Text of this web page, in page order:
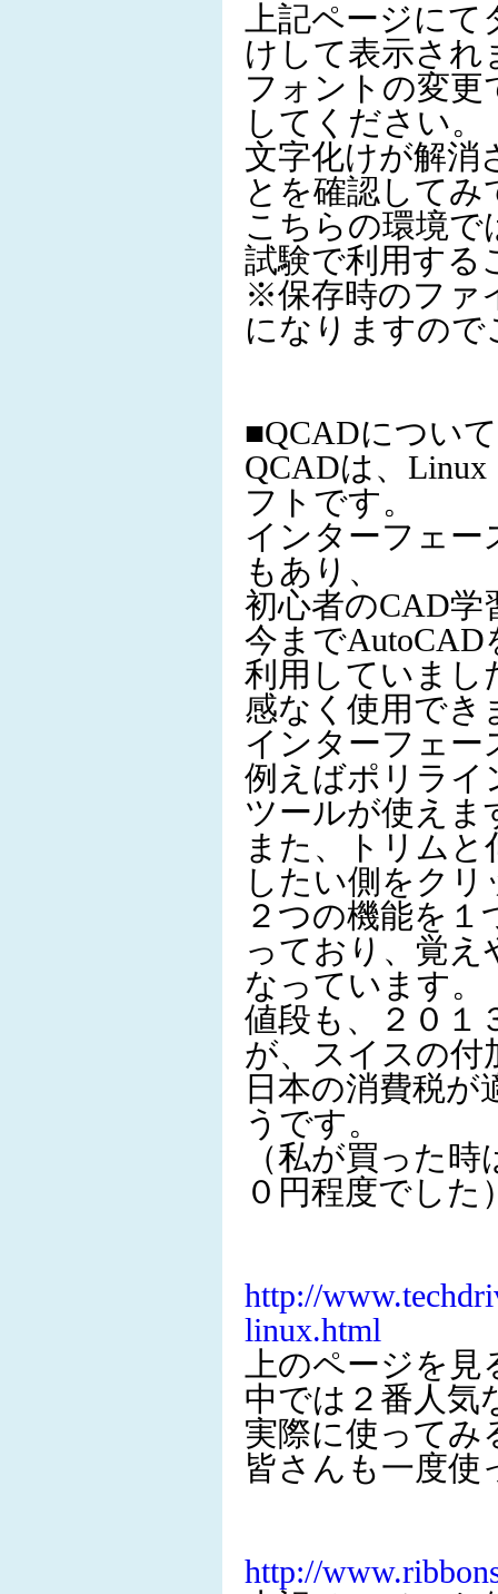
上記ページに
けして表示され
フォントの変更
してください。
文字化けが解消
とを確認してみ
こちらの環境で
試験で利用する
※保存時のファ
になりますので
■QCADについて
QCADは、Linux
フトです。
インターフェー
もあり、
初心者のCAD
今までAutoCAD
利用していまし
感なく使用でき
インターフェー
例えばポリライ
ツールが使えま
また、トリム
したい側をク
２つの機能を
っており、覚
なっています。
値段も、２０１
が、スイスの付
日本の消費税が
うです。
（私が買った
０円程度でした
http://
linux.html
上のページを
中では２番人気
実際に使ってみ
皆さんも一度使
http://